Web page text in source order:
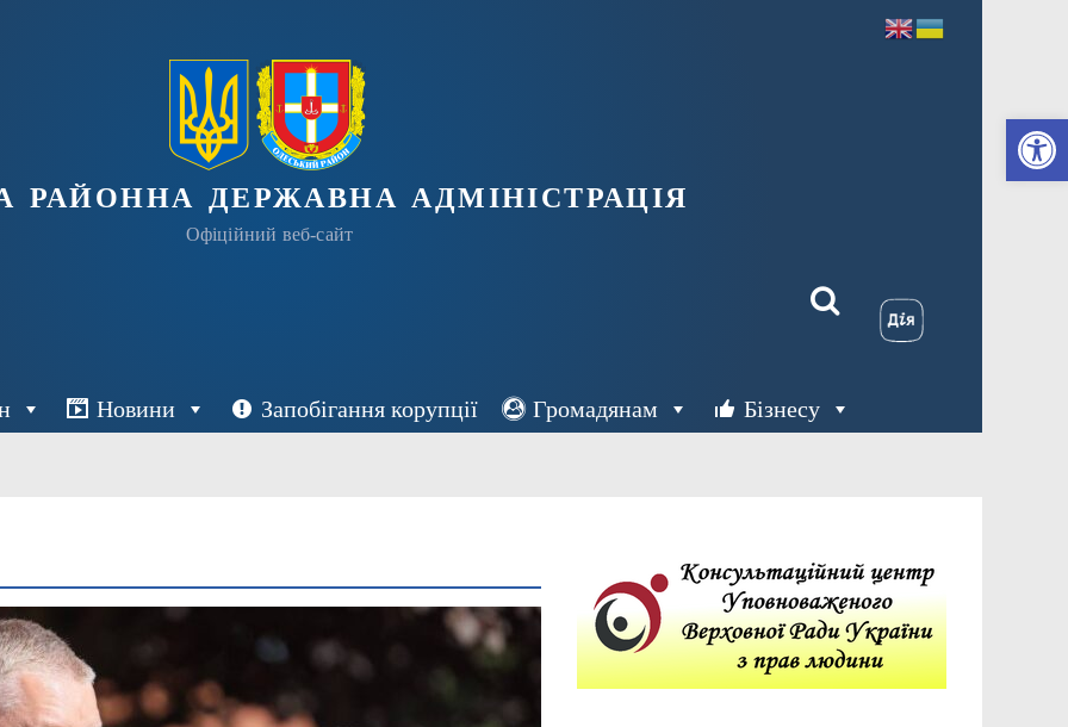
районна державна адміністрація
Офіційний веб-сайт
Новини Запобігання корупції Громадянам Бізнесу